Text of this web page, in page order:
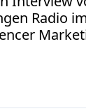
Radio